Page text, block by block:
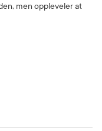
men oppleveler at